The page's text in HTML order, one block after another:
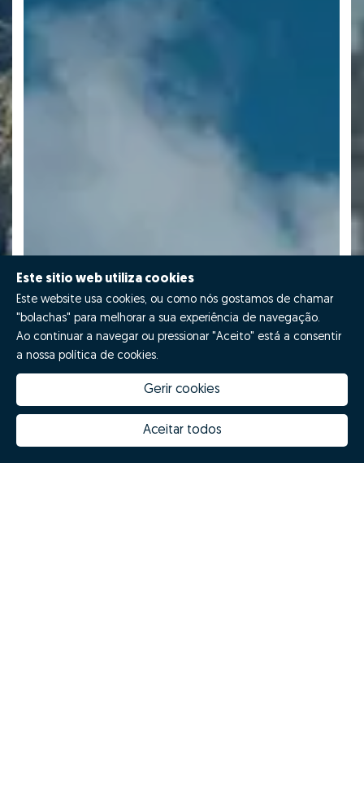
Este sitio web utiliza cookies
Este website usa cookies, ou como nós gostamos de chamar
"bolachas" para melhorar a sua experiência de navegação.
Ao continuar a navegar ou pressionar "Aceito" está a consentir
a nossa política de cookies.
Gerir cookies
Aceitar todos